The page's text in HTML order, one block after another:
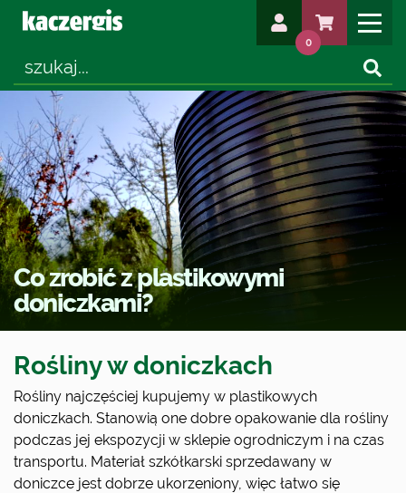
0
Co zrobić z plastikowymi
doniczkami?
Rośliny w doniczkach
Rośliny najczęściej kupujemy w plastikowych
doniczkach. Stanowią one dobre opakowanie dla rośliny
podczas jej ekspozycji w sklepie ogrodniczym i na czas
transportu. Materiał szkółkarski sprzedawany w
doniczce jest dobrze ukorzeniony, więc łatwo się